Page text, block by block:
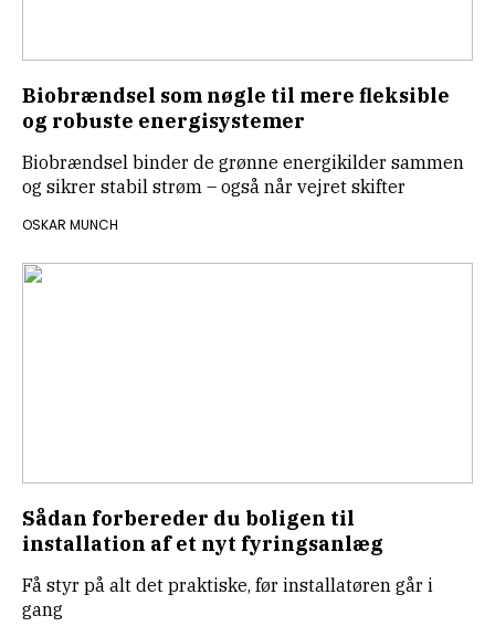
Biobrændsel som nøgle til mere fleksible
og robuste energisystemer
Biobrændsel binder de grønne energikilder sammen
og sikrer stabil strøm – også når vejret skifter
OSKAR MUNCH
Sådan forbereder du boligen til
installation af et nyt fyringsanlæg
Få styr på alt det praktiske, før installatøren går i
gang